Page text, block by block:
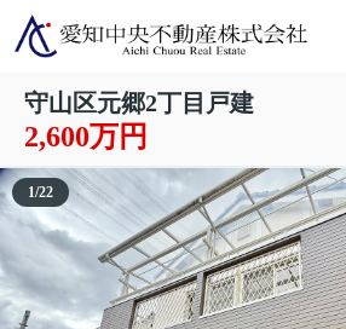
守山区元郷2丁目戸建
2,600万円
1/22